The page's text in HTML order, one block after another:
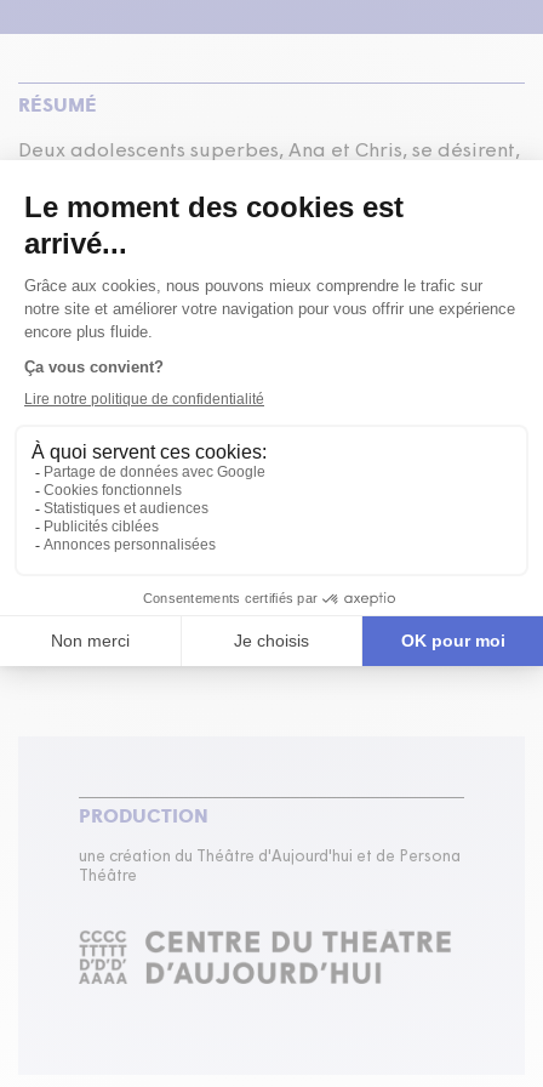
RÉSUMÉ
Deux adolescents superbes, Ana et Chris, se désirent,
Bobby, joueur de cornemuse, appelle à l'aide. Ana
et Chris iront au bout de leur nuit.
texteLarry Tremblay
interprétationDavid Boutin,Geneviève Martin musique et
interprétationAlex Bellegarde,Philippe Brault assistance à la
mise en scène et régie
éclairagesEtienne Boucher
maquillagesAngelo Barsetti
ÉQUIPE DE CRÉATION
MOT DE L'AUTEUR
CENTRE DU THÉÂTRE D'AUJOURD'HUI
PRODUCTION
une création du Théâtre d'Aujourd'hui et de Persona
Théâtre